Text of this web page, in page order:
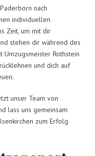
nach
individuellen
Zeit, um mit dir
stehen dir während des
Umzugsmeister Rothstein
und dich auf
unser Team von
lass uns gemeinsam
zum Erfolg